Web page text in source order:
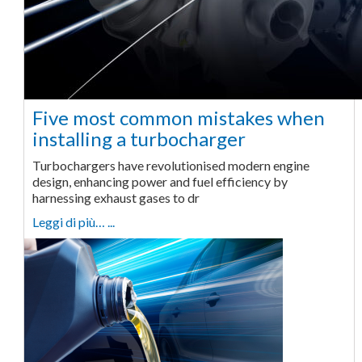
Five most common mistakes when
installing a turbocharger
Turbochargers have revolutionised modern engine
design, enhancing power and fuel efficiency by
harnessing exhaust gases to dr
Leggi di più… ...